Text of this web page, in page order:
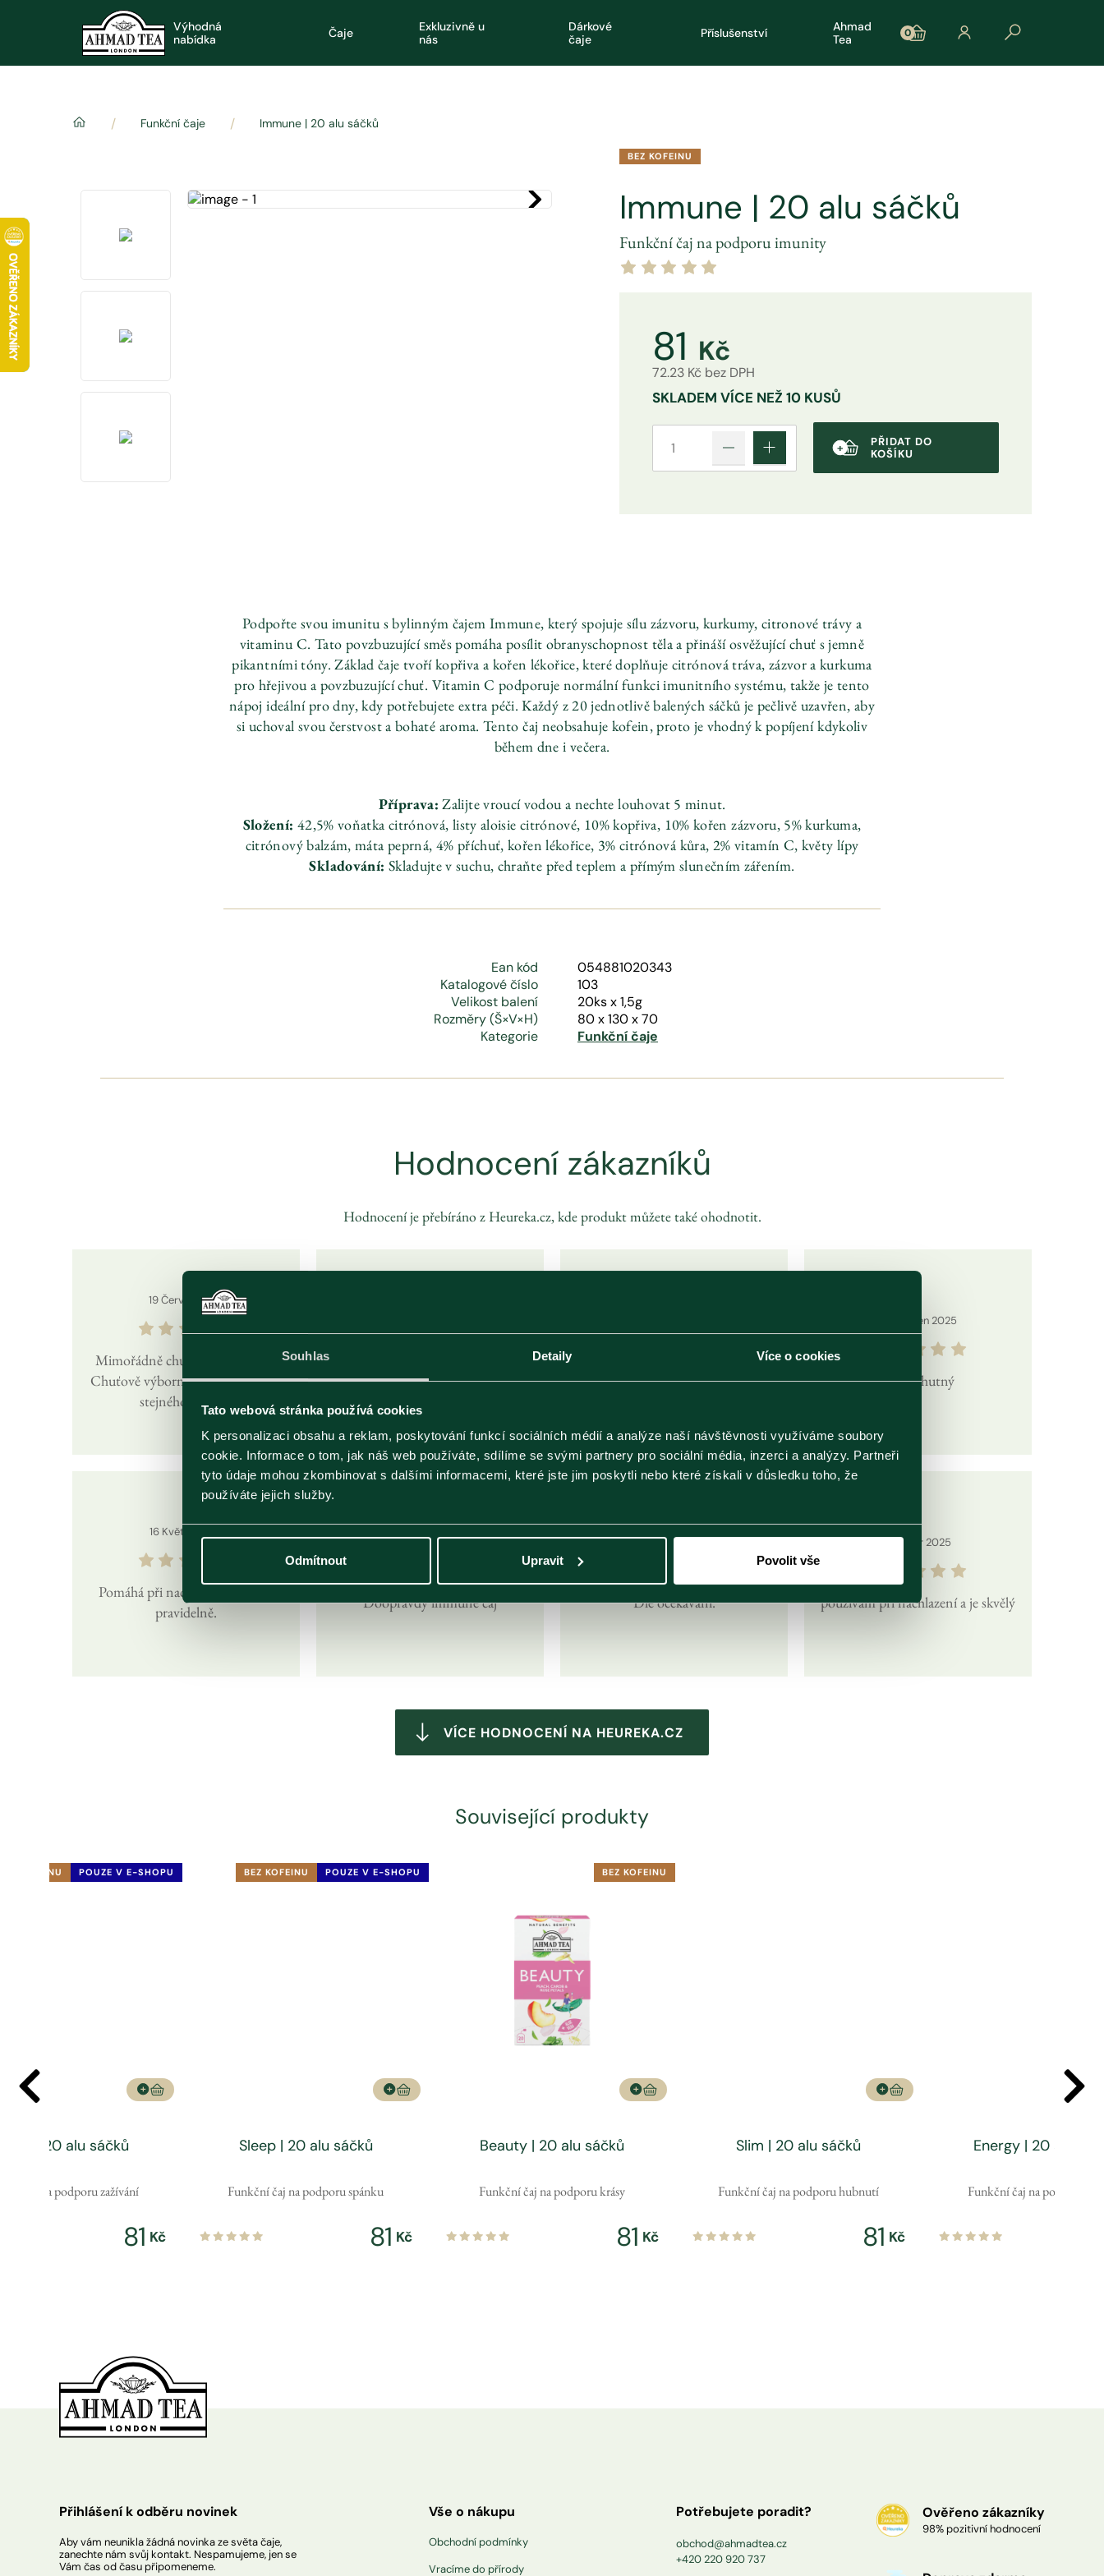
Souhlas Detaily Více o cookies
Tato webová stránka používá cookies
K personalizaci obsahu a reklam, poskytování funkcí sociálních médií a analýze naší návštěvnosti využíváme soubory
cookie. Informace o tom, jak náš web používáte, sdílíme se svými partnery pro sociální média, inzerci a analýzy. Partneři
tyto údaje mohou zkombinovat s dalšími informacemi, které jste jim poskytli nebo které získali v důsledku toho, že
používáte jejich služby.
Odmítnout Upravit Povolit vše
Výhodná
nabídka
Čaje
Exkluzivně u
nás
Dárkové
čaje
Příslušenství
Ahmad
Tea
0
/ Funkční čaje / Immune | 20 alu sáčků
BEZ KOFEINU
Immune | 20 alu sáčků
Funkční čaj na podporu imunity
81 Kč
72.23 Kč bez DPH
SKLADEM VÍCE NEŽ 10 KUSŮ
PŘIDAT DO
KOŠÍKU
Podpořte svou imunitu s bylinným čajem Immune, který spojuje sílu zázvoru, kurkumy, citronové trávy a
vitaminu C. Tato povzbuzující směs pomáha posílit obranyschopnost těla a přináší osvěžující chuť s jemně
pikantními tóny. Základ čaje tvoří kopřiva a kořen lékořice, které doplňuje citrónová tráva, zázvor a kurkuma
pro hřejivou a povzbuzující chuť. Vitamin C podporuje normální funkci imunitního systému, takže je tento
nápoj ideální pro dny, kdy potřebujete extra péči. Každý z 20 jednotlivě balených sáčků je pečlivě uzavřen, aby
si uchoval svou čerstvost a bohaté aroma. Tento čaj neobsahuje kofein, proto je vhodný k popíjení kdykoliv
během dne i večera.
Příprava: Zalijte vroucí vodou a nechte louhovat 5 minut.
Složení: 42,5% voňatka citrónová, listy aloisie citrónové, 10% kopřiva, 10% kořen zázvoru, 5% kurkuma,
citrónový balzám, máta peprná, 4% příchuť, kořen lékořice, 3% citrónová kůra, 2% vitamín C, květy lípy
Skladování: Skladujte v suchu, chraňte před teplem a přímým slunečním zářením.
Ean kód
054881020343
Katalogové číslo
103
Velikost balení
20ks x 1,5g
Rozměry (Š×V×H)
80 x 130 x 70
Kategorie
Funkční čaje
Hodnocení zákazníků
Hodnocení je přebíráno z Heureka.cz, kde produkt můžete také ohodnotit.
19Červen 2025
Mimořádně chuťově dobrá směs
Chuťově výborný čaj oproti jiným
stejného složení.
Velice chutný čaj dobrý čaj
Červen 2025
velmi chutný
16 Květen
Pomáhá při nachlazení. Kupuju
pravidelně.
13Duben2025
Doopravdy immune čaj
12Březen
Dle očekávání.
Únor 2025
používám při nachlazení a je skvělý
VÍCE HODNOCENÍ NA HEUREKA.CZ
Související produkty
KOFEINU POUZE V E-SHOPU
| 20 alu sáčků
čaj na podporu zažívání
81 Kč
BEZ KOFEINU POUZE V E-SHOPU
Sleep | 20 alu sáčků
Funkční čaj na podporu spánku
81 Kč
BEZ KOFEINU
Beauty | 20 alu sáčků
Funkční čaj na podporu krásy
81 Kč
Slim | 20 alu sáčků
Funkční čaj na podporu hubnutí
81 Kč
Energy | 20 alu
Funkční čaj na podporu
Přihlášení k odběru novinek
Aby vám neunikla žádná novinka ze světa čaje,
zanechte nám svůj kontakt. Nespamujeme, jen se
Vám čas od času připomeneme.
Vše o nákupu
Obchodní podmínky
Vracíme do přírody
Potřebujete poradit?
obchod@ahmadtea.cz
+420 220 920 737
Ověřeno zákazníky
98% pozitivní hodnocení